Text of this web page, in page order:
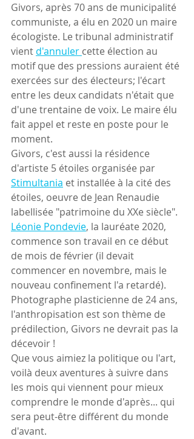
Givors, après 70 ans de municipalité
communiste, a élu en 2020 un maire
écologiste. Le tribunal administratif
vient d'annuler cette élection au
motif que des pressions auraient été
exercées sur des électeurs; l'écart
entre les deux candidats n'était que
d'une trentaine de voix. Le maire élu
fait appel et reste en poste pour le
moment.
Givors, c'est aussi la résidence
d'artiste 5 étoiles organisée par
Stimultania et installée à la cité des
étoiles, oeuvre de Jean Renaudie
labellisée "patrimoine du XXe siècle".
Léonie Pondevie, la lauréate 2020,
commence son travail en ce début
de mois de février (il devait
commencer en novembre, mais le
nouveau confinement l'a retardé).
Photographe plasticienne de 24 ans,
l'anthropisation est son thème de
prédilection, Givors ne devrait pas la
décevoir !
Que vous aimiez la politique ou l'art,
voilà deux aventures à suivre dans
les mois qui viennent pour mieux
comprendre le monde d'après... qui
sera peut-être différent du monde
d'avant.